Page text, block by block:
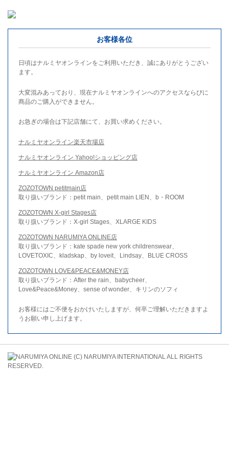
お客様各位
日頃はナルミヤオンラインをご利用いただき、誠にありがとうござい
ます。
大変混みあっており、現在ナルミヤオンラインへのアクセスならびに
商品のご購入ができません。
お急ぎの場合は下記店舗にて、お買い求めください。
ナルミヤオンライン楽天市場店
ナルミヤオンライン Yahoo!ショッピング店
ナルミヤオンライン Amazon店
ZOZOTOWN petitmain店
取り扱いブランド：petit main、petit main LIEN、b・ROOM
ZOZOTOWN X-girl Stages店
取り扱いブランド：X-girl Stages、XLARGE KIDS
ZOZOTOWN NARUMIYA ONLINE店
取り扱いブランド：kate spade new york childrenswear、
LOVETOXIC、kladskap、by loveit、Lindsay、BLUE CROSS
ZOZOTOWN LOVE&PEACE&MONEY店
取り扱いブランド：After the rain、babycheer、
Love&Peace&Money、sense of wonder、キリンのソフィ
お客様にはご不便をおかけいたしますが、何卒ご理解いただきますよ
うお願い申し上げます。